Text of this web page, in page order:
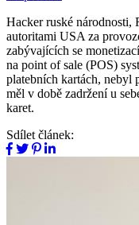
Hacker ruské národnosti,
autoritami USA za
zabývajících se
na point of sale (POS)
platebních kartách, nebyl
měl v době zadržení u
karet.
Sdílet článek: